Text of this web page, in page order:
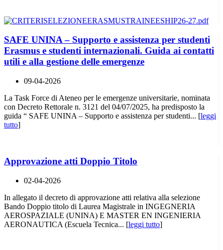
SAFE UNINA – Supporto e assistenza per studenti
Erasmus e studenti internazionali. Guida ai contatti
utili e alla gestione delle emergenze
09-04-2026
La Task Force di Ateneo per le emergenze universitarie, nominata
con Decreto Rettorale n. 3121 del 04/07/2025, ha predisposto la
guida “ SAFE UNINA – Supporto e assistenza per studenti... [leggi
tutto]
Approvazione atti Doppio Titolo
02-04-2026
In allegato il decreto di approvazione atti relativa alla selezione
Bando Doppio titolo di Laurea Magistrale in INGEGNERIA
AEROSPAZIALE (UNINA) E MASTER EN INGENIERIA
AERONAUTICA (Escuela Tecnica... [leggi tutto]